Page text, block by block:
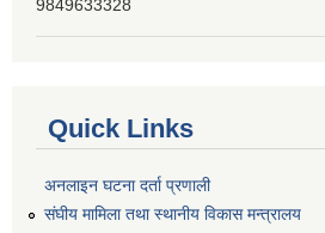
9849633328
Quick Links
अनलाइन घटना दर्ता प्रणाली
संघीय मामिला तथा स्थानीय विकास मन्त्रालय